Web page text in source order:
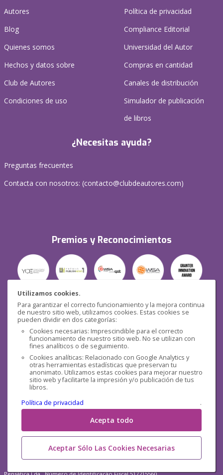
Utilizamos cookies.
Para garantizar el correcto funcionamiento y la mejora continua
de nuestro sitio web, utilizamos cookies. Estas cookies se
pueden dividir en dos categorías:
Cookies necesarias: Imprescindible para el correcto
funcionamiento de nuestro sitio web. No se utilizan con
fines analíticos o de seguimiento.
Cookies analíticas: Relacionado con Google Analytics y
otras herramientas estadísticas que preservan tu
anonimato. Utilizamos estas cookies para mejorar nuestro
sitio web y facilitarte la impresión y/o publicación de tus
libros.
Política de privacidad
.
Acepta todo
Aceptar Sólo Las Cookies Necesarias
Autores
Blog
Quienes somos
Hechos y datos sobre
Club de Autores
Condiciones de uso
Política de privacidad
Compliance Editorial
Universidad del Autor
Compras en cantidad
Canales de distribución
Simulador de publicación
de libros
¿Necesitas ayuda?
Preguntas frecuentes
Contacta con nosotros: (contacto@clubdeautores.com)
Premios y Reconocimientos
Seguridad
Redes sociales